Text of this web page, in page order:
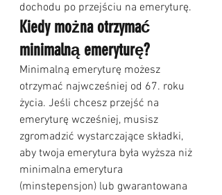
dochodu po przejściu na emeryturę.
Kiedy można otrzymać
minimalną emeryturę?
Minimalną emeryturę możesz
otrzymać najwcześniej od 67. roku
życia. Jeśli chcesz przejść na
emeryturę wcześniej, musisz
zgromadzić wystarczające składki,
aby twoja emerytura była wyższa niż
minimalna emerytura
(minstepensjon) lub gwarantowana